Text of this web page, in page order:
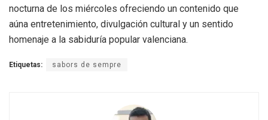
nocturna de los miércoles ofreciendo un contenido que
aúna entretenimiento, divulgación cultural y un sentido
homenaje a la sabiduría popular valenciana.
Etiquetas: sabors de sempre